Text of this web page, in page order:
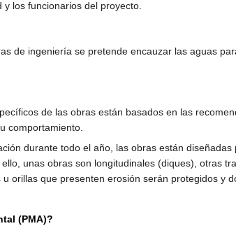
los funcionarios del proyecto.
de ingeniería se pretende encauzar las aguas
de las obras están basados en las
comportamiento.
durante todo el año, las obras están
unas obras son longitudinales (diques), otras
orillas que presenten erosión serán protegidos y
(PMA)?